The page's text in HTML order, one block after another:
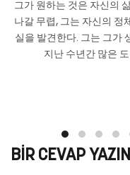
그가 원하는 것은 자신의
나갈 무렵, 그는 자신의 정
실을 발견한다. 그는 그가
지난 수년간 많은
BIR CEVAP YAZIN